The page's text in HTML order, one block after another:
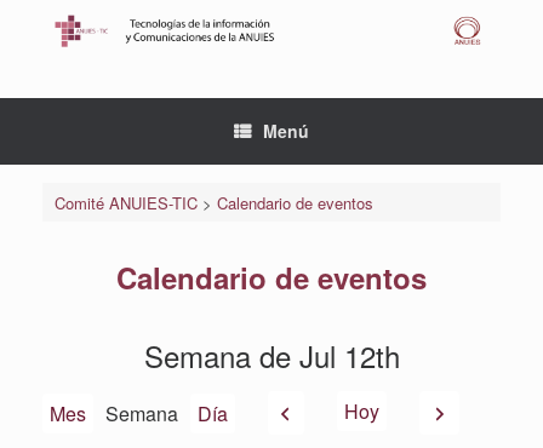
Menú
Comité ANUIES-TIC> Calendario de eventos
Calendario de eventos
Semana de Jul 12th
Mes Semana Día AnteriorHoy Siguiente